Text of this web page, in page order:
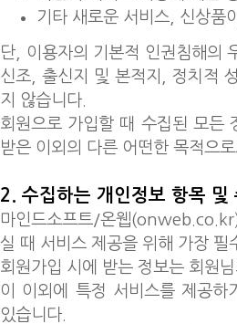
기타 새로운 서비스, 신상품
단, 이용자의 기본적 인권침해의
신조, 출신지 및 본적지, 정치적
지 않습니다.
회원으로 가입할 때 수집된 모든
받은 이외의 다른 어떤한 목적으
2. 수집하는 개인정보 항목 및
마인드소프트/온웹
실 때 서비스 제공을 위해 가장 필
회원가입 시에 받는 정보는 회원
이 이외에 특정 서비스를 제공하
있습니다.